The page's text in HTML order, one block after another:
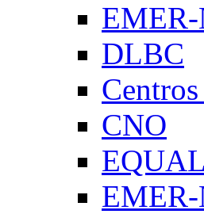
DLBC
CNO